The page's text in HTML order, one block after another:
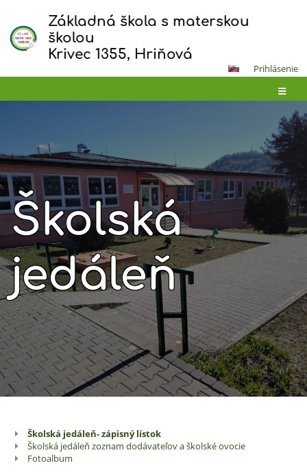
Základná škola s materskou
školou
Krivec 1355, Hriňová
Prihlásenie
Školská
jedáleň
Školská
jedáleň
Školská jedáleň- zápisný lístok
Školská jedáleň zoznam dodávateľov a školské ovocie
Fotoalbum